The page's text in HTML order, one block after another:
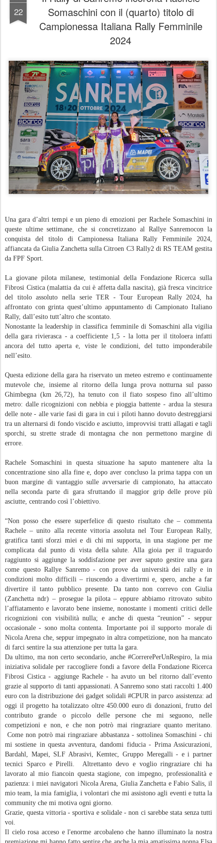
22
Somaschini con il (quarto) titolo di
Campionessa Italiana Rally Femminile
2024
Una gara d’altri tempi e un pieno di emozioni per Rachele Somaschini in
queste ultime settimane, che si concretizzano al Rallye Sanremocon la
conquista del titolo di Campionessa Italiana Rally Femminile 2024,
affiancata da Giulia Zanchetta sulla Citroen C3 Rally2 di RS TEAM gestita
da FPF Sport.
La giovane pilota milanese, testimonial della Fondazione Ricerca sulla
Fibrosi Cistica (malattia da cui è affetta dalla nascita), già fresca vincitrice
del titolo assoluto nella serie TER - Tour European Rally 2024, ha
affrontato con grinta quest’ultimo appuntamento di Campionato Italiano
Rally, dall’esito tutt’altro che scontato.
Nonostante la leadership in classifica femminile di Somaschini alla vigilia
della gara rivierasca - a coefficiente 1,5 - la lotta per il titoloera infatti
ancora del tutto aperta e, viste le condizioni, del tutto imponderabile
nell’esito.
Questa edizione della gara ha riservato un meteo estremo e continuamente
mutevole che, insieme al ritorno della lunga prova notturna sul passo
Ghimbegna (km 26,72), ha tenuto con il fiato sospeso fino all’ultimo
metro: dalle ricognizioni con nebbia e pioggia battente - ardua la stesura
delle note - alle varie fasi di gara in cui i piloti hanno dovuto destreggiarsi
tra un alternarsi di fondo viscido e asciutto, improvvisi tratti allagati e tagli
sporchi, su strette strade di montagna che non permettono margine di
errore.
Rachele Somaschini in questa situazione ha saputo mantenere alta la
concentrazione sino alla fine e, dopo aver concluso la prima tappa con un
buon margine di vantaggio sulle avversarie di campionato, ha attaccato
nella seconda parte di gara sfruttando il maggior grip delle prove più
asciutte, centrando così l’obiettivo.
“Non posso che essere superfelice di questo risultato che – commenta
Rachele – unito alla recente vittoria assoluta nel Tour European Rally,
gratifica tanti sforzi miei e di chi mi supporta, in una stagione per me
complicata dal punto di vista della salute. Alla gioia per il traguardo
raggiunto si aggiunge la soddisfazione per aver saputo gestire una gara
come questo Rallye Sanremo - con prove da università dei rally e in
condizioni molto difficili – riuscendo a divertirmi e, spero, anche a far
divertire il tanto pubblico presente. Da tanto non correvo con Giulia
(Zanchetta ndr) – prosegue la pilota – eppure abbiamo ritrovato subito
l’affiatamento e lavorato bene insieme, nonostante i momenti critici delle
ricognizioni con visibilità nulla; e anche di questa “reunion” - seppur
occasionale - sono molta contenta. Importante poi il supporto morale di
Nicola Arena che, seppur impegnato in altra competizione, non ha mancato
di farci sentire la sua attenzione per tutta la gara.
Da ultimo, ma non certo secondario, anche #CorrerePerUnRespiro, la mia
iniziativa solidale per raccogliere fondi a favore della Fondazione Ricerca
Fibrosi Cistica - aggiunge Rachele - ha avuto un bel ritorno dall’evento
grazie al supporto di tanti appassionati. A Sanremo sono stati raccolti 1.400
euro con la distribuzione dei gadget solidali #CPUR in parco assistenza: ad
oggi il progetto ha totalizzato oltre 450.000 euro di donazioni, frutto del
contributo grande o piccolo delle persone che mi seguono, nelle
competizioni e non, e che non potrò mai ringraziare quanto meritano.
Come non potrò mai ringraziare abbastanza - sottolinea Somaschini - chi
mi sostiene in questa avventura, dandomi fiducia - Prima Assicurazioni,
Bardahl, Mapei, SLF Abrasivi, Kemtec, Gruppo Meregalli - e i partner
tecnici Sparco e Pirelli. Altrettanto devo e voglio ringraziare chi ha
lavorato al mio fiancoin questa stagione, con impegno, professionalità e
pazienza: i miei navigatori Nicola Arena, Giulia Zanchetta e Fabio Salis, il
mio team, la mia famiglia, i volontari che mi assistono agli eventi e tutta la
community che mi motiva ogni giorno.
Grazie, questa vittoria - sportiva e solidale - non ci sarebbe stata senza tutti
voi.
Il cielo rosa acceso e l'enorme arcobaleno che hanno illuminato la nostra